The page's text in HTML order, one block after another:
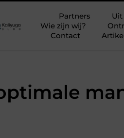
Partners
Uit
Wie zijn wij?
Contact